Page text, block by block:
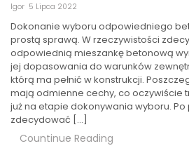
Igor 5 Lipca 2022
Dokonanie wyboru odpowiedniego
prostą sprawą. W rzeczywistości
odpowiednią mieszankę betonową
jej dopasowania do warunków
którą ma pełnić w konstrukcji.
mają odmienne cechy, co oczywiście
już na etapie dokonywania wyboru.
zdecydować […]
Countinue Reading